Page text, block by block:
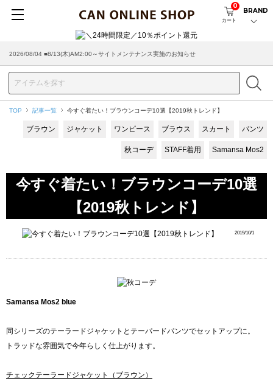
カート
0
BRAND
2026/08/04 ■8/13(木)AM2:00～サイトメンテナンス実施のお知らせ
TOP 記事一覧 今すぐ着たい！ブラウンコーデ10選【2019秋トレンド】
ブラウン ジャケット ワンピース ブラウス スカート パンツ
秋コーデ STAFF着用 Samansa Mos2
今すぐ着たい！ブラウンコーデ10選
【2019秋トレンド】
2019/10/1
Samansa Mos2 blue
同シリーズのテーラードジャケットとテーパードパンツでセットアップに。
トラッドな雰囲気で今年らしく仕上がります。
チェックテーラードジャケット（ブラウン）